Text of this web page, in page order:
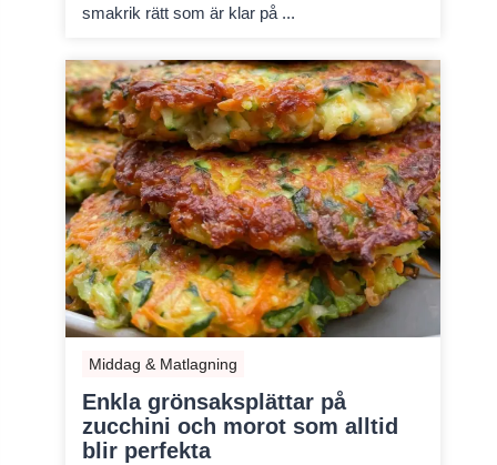
smakrik rätt som är klar på ...
Middag & Matlagning
Enkla grönsaksplättar på
zucchini och morot som alltid
blir perfekta